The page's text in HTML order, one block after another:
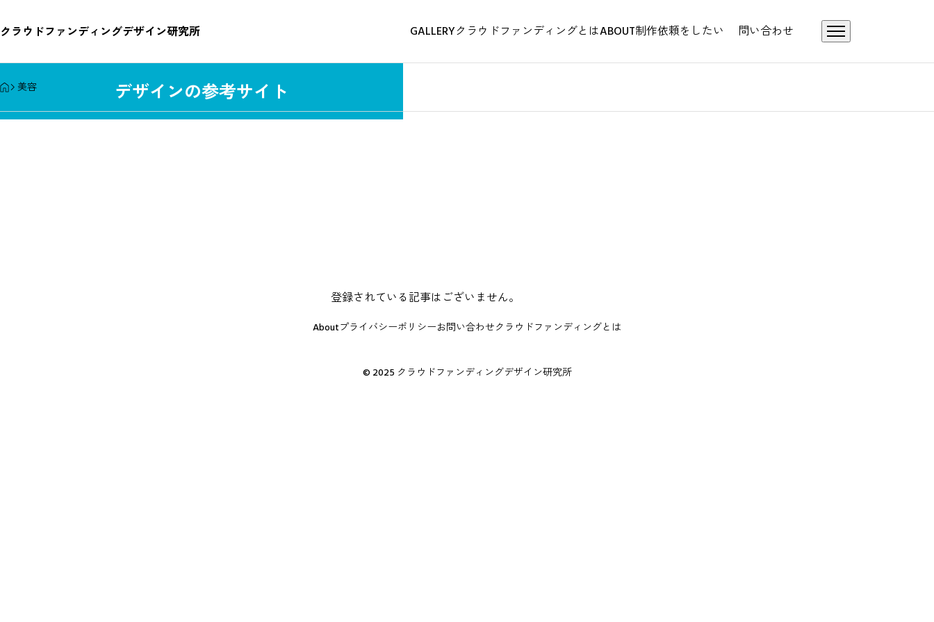
クラウドファンディングデザイン研究所
デザインの参考サイト
クラウドファンディングデザイン研究所 GALLERYクラウドファンディングとはABOUT制作依頼をしたい 問い合わせ
HOME
美容
登録されている記事はございません。
Aboutプライバシーポリシーお問い合わせクラウドファンディングとは
© 2025 クラウドファンディングデザイン研究所